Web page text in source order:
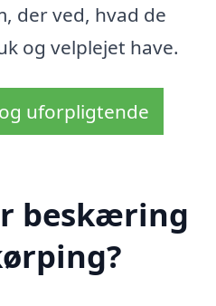
der ved, hvad de
og velplejet have.
uforpligtende
beskæring